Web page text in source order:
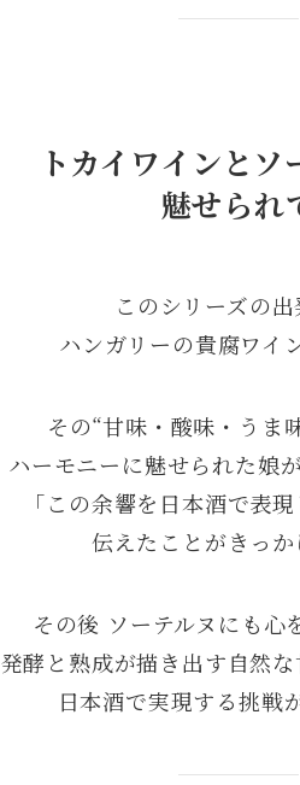
トカイワインとソ
魅せられ
このシリーズの
ハンガリーの貴腐ワイ
その“甘味・酸味・うま
ハーモニーに魅せられた娘
「この余響を日本酒で表
伝えたことがきっか
その後 ソーテルヌにも心
発酵と熟成が描き出す自然
日本酒で実現する挑戦